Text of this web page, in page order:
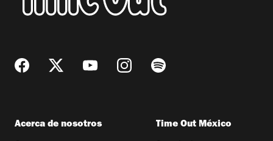
Acerca de nosotros Time Out México